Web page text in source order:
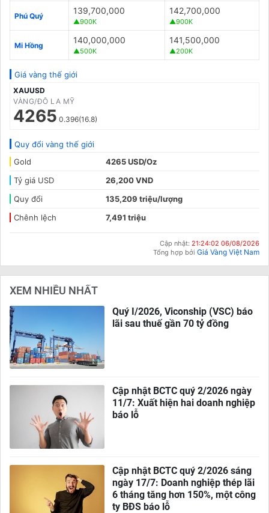
Phú Quý
139,700,000
▲900K
142,700,000
▲900K
Mi Hồng
140,000,000
▲500K
141,500,000
▲200K
Giá vàng thế giới
XAUUSD
VÀNG/ĐÔ LA MỸ
4265 0.396(16.8)
Quy đổi vàng thế giới
Gold
4265 USD/Oz
Tỷ giá USD
26,200 VND
Quy đổi
135,209 triệu/lượng
Chênh lệch
7,491 triệu
Cập nhật: 21:24:02 06/08/2026
Tổng hợp bởi Giá Vàng Việt Nam
XEM NHIỀU NHẤT
Quý I/2026, Viconship (VSC) báo
lãi sau thuế gần 70 tỷ đồng
Cập nhật BCTC quý 2/2026 ngày
11/7: Xuất hiện hai doanh nghiệp
báo lỗ
Cập nhật BCTC quý 2/2026 sáng
ngày 17/7: Doanh nghiệp thép lãi
6 tháng tăng hơn 150%, một công
ty BĐS báo lỗ